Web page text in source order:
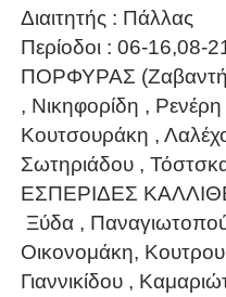
Διαιτητής : Πάλλας
Περίοδοι : 06-16,08-
ΠΟΡΦΥΡΑΣ
, Νικηφορίδη ,
Κουτσουράκη ,
Σωτηριάδου ,
ΕΣΠΕΡΙΔΕΣ
Ξύδα ,
Οικονομάκη,
Γιαννικίδου ,